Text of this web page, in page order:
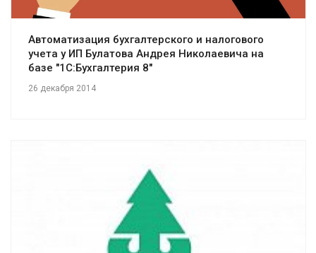
Автоматизация бухгалтерского и налогового
учета у ИП Булатова Андрея Николаевича на
базе "1С:Бухгалтерия 8"
26 декабря 2014